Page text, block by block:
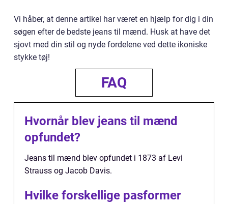
Vi håber, at denne artikel har været en hjælp for dig i din
søgen efter de bedste jeans til mænd. Husk at have det
sjovt med din stil og nyde fordelene ved dette ikoniske
stykke tøj!
FAQ
Hvornår blev jeans til mænd
opfundet?
Jeans til mænd blev opfundet i 1873 af Levi
Strauss og Jacob Davis.
Hvilke forskellige pasformer